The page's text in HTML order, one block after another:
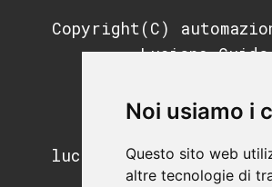
Noi usiamo i
Questo sito web
altre tecnologie di
Copyright(C)
Luciano Guida
REA: MI-